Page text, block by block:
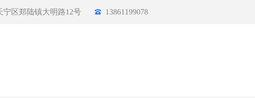
宁区郑陆镇大明路12号 13861199078